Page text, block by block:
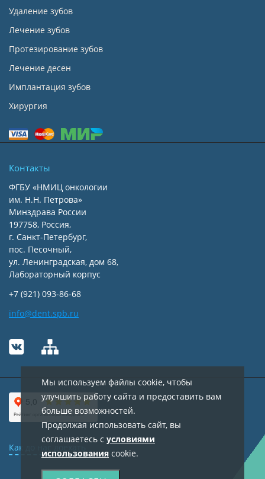
Удаление зубов
Лечение зубов
Протезирование зубов
Лечение десен
Имплантация зубов
Хирургия
Контакты
ФГБУ «НМИЦ онкологии
им. Н.Н. Петрова»
Минздрава России
197758, Россия,
г. Санкт-Петербург,
пос. Песочный,
ул. Ленинградская, дом 68,
Лабораторный корпус
+7 (921) 093-86-68
info@dent.spb.ru
Как до нас доехать
Мы используем файлы cookie, чтобы
улучшить работу сайта и предоставить вам
больше возможностей.
Продолжая использовать сайт, вы
соглашаетесь с условиями
использования cookie.